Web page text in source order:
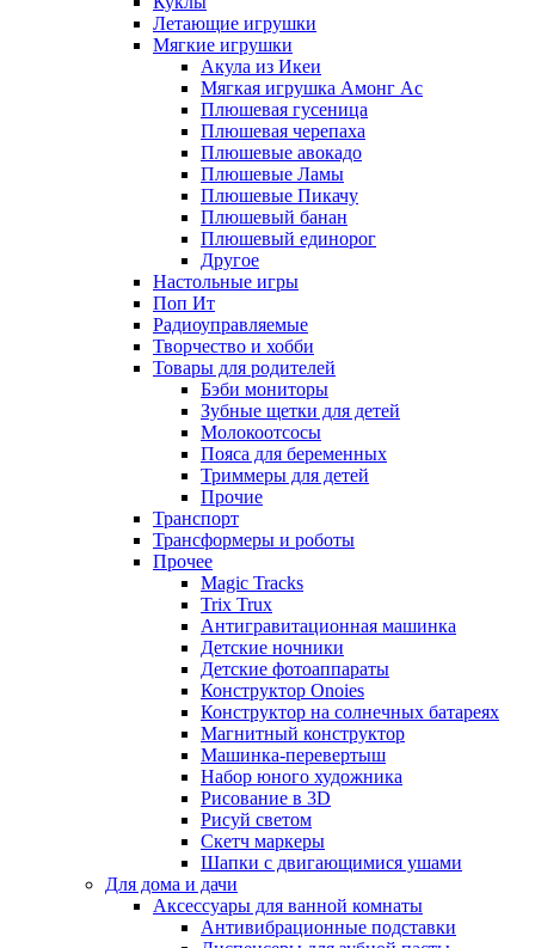
Летающие игрушки
Мягкие игрушки
Акула из Икеи
Мягкая игрушка Амонг Ас
Плюшевая гусеница
Плюшевая черепаха
Плюшевые авокадо
Плюшевые Ламы
Плюшевые Пикачу
Плюшевый банан
Плюшевый единорог
Другое
Настольные игры
Поп Ит
Радиоуправляемые
Творчество и хобби
Товары для родителей
Бэби мониторы
Зубные щетки для детей
Молокоотсосы
Пояса для беременных
Триммеры для детей
Прочие
Транспорт
Трансформеры и роботы
Прочее
Magic Tracks
Trix Trux
Антигравитационная машинка
Детские ночники
Детские фотоаппараты
Конструктор Onoies
Конструктор на солнечных батареях
Магнитный конструктор
Машинка-перевертыш
Набор юного художника
Рисование в 3D
Рисуй светом
Скетч маркеры
Шапки с двигающимися ушами
Для дома и дачи
Аксессуары для ванной комнаты
Антивибрационные подставки